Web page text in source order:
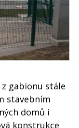
gabionu stále
stavebním
domů i
konstrukce